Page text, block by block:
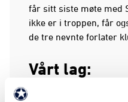
får sitt siste møte med
ikke er i troppen, får
de tre nevnte forlater
Vårt lag: